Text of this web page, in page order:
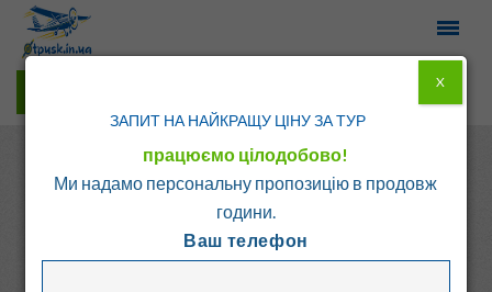
Болгарія Албена
ЗАПИТ НА НАЙКРАЩУ ЦІНУ ЗА ТУР
працюємо цілодобово!
Ми надамо персональну пропозицію в продовж
години.
Ваш телефон
X